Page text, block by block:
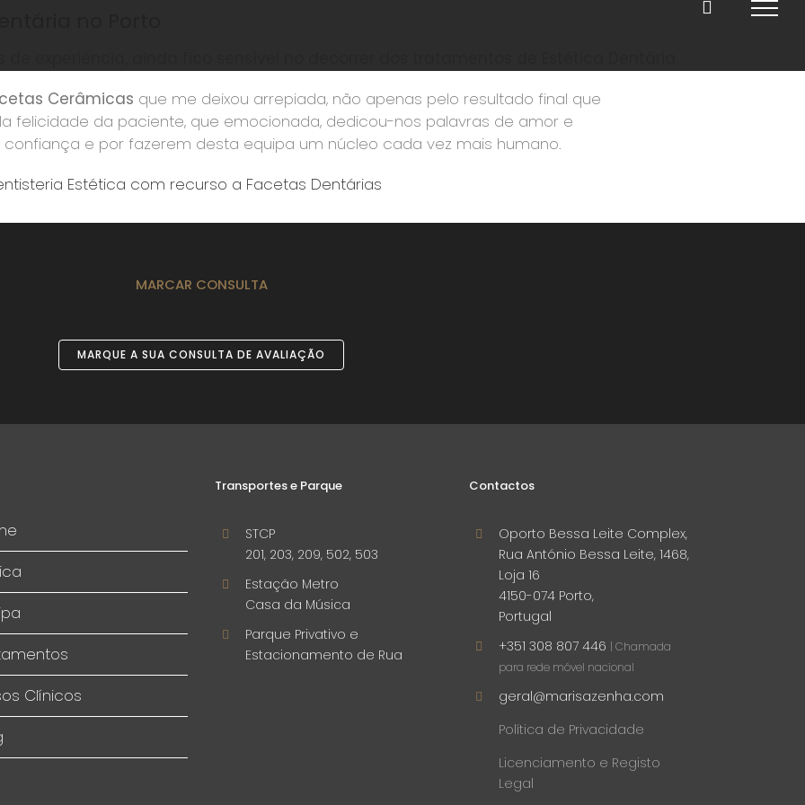
Cerâmicas que me deixou arrepiada, não apenas pelo resultado final que
felicidade da paciente, que emocionada, dedicou-nos palavras de amor e
e por fazerem desta equipa um núcleo cada vez mais humano.
Estética com recurso a Facetas Dentárias
MARCAR CONSULTA
MARQUE A SUA CONSULTA DE AVALIAÇÃO
Clínicos
Transportes e Parque
STCP
201, 203, 209, 502, 503
Estação Metro
Casa da Música
Parque Privativo e
Estacionamento de Rua
Contactos
Oporto Bessa Leite Complex,
Rua António Bessa Leite, 1468,
Loja 16
4150-074 Porto,
Portugal
+351 308 807 446 | Chamada
para rede móvel nacional
geral@marisazenha.com
Política de Privacidade
Licenciamento e Registo
Legal